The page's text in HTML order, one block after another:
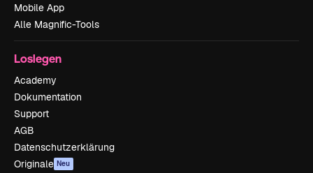
Mobile App
Alle Magnific-Tools
Loslegen
Academy
Dokumentation
Support
AGB
Datenschutzerklärung
Originale Neu